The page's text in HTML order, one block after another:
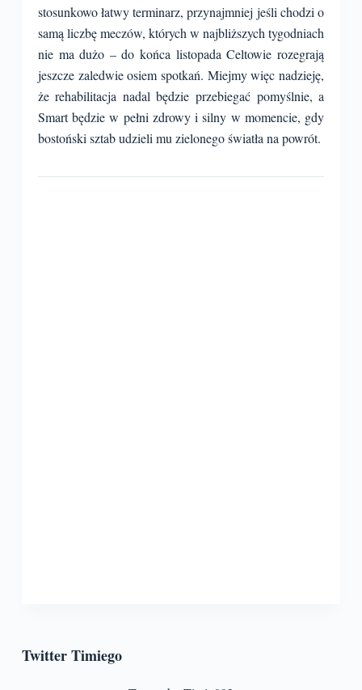
stosunkowo łatwy terminarz, przynajmniej jeśli chodzi o
samą liczbę meczów, których w najbliższych tygodniach
nie ma dużo – do końca listopada Celtowie rozegrają
jeszcze zaledwie osiem spotkań. Miejmy więc nadzieję,
że rehabilitacja nadal będzie przebiegać pomyślnie, a
Smart będzie w pełni zdrowy i silny w momencie, gdy
bostoński sztab udzieli mu zielonego światła na powrót.
Twitter Timiego